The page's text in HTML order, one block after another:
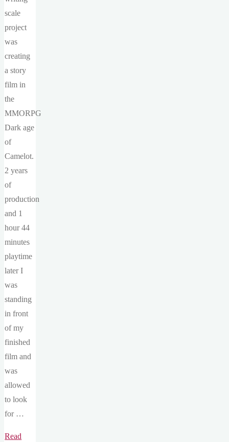
scale
project
was
creating
a story
film in
the
MMORPG
Dark age
of
Camelot.
2 years
of
production
and 1
hour 44
minutes
playtime
later I
was
standing
in front
of my
finished
film and
was
allowed
to look
for …
Read